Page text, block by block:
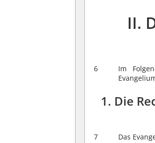
II.
6
Im
1. Die
7
Das